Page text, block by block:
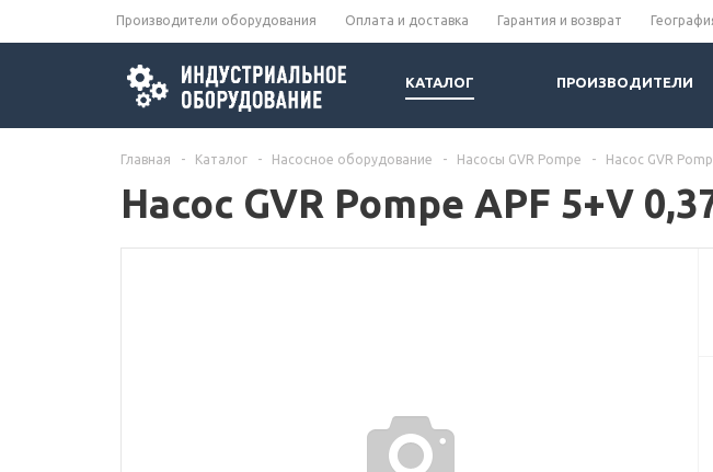
Производители оборудования Оплата и доставка Гарантия и возврат
КАТАЛОГ ПРОИЗВОДИТЕЛИ
Главная - Каталог - Насосное оборудование - Насосы GVR Pompe - Насос GVR
Насос GVR Pompe APF 5+V